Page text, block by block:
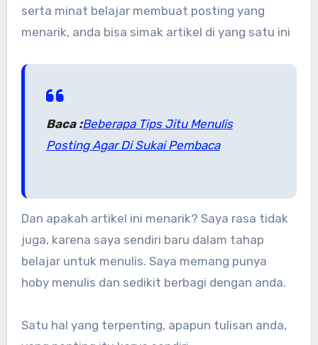
serta minat belajar membuat posting yang
menarik, anda bisa simak artikel di yang satu ini
Baca :Beberapa Tips Jitu Menulis
Posting Agar Di Sukai Pembaca
Dan apakah artikel ini menarik? Saya rasa tidak
juga, karena saya sendiri baru dalam tahap
belajar untuk menulis. Saya memang punya
hoby menulis dan sedikit berbagi dengan anda.
Satu hal yang terpenting, apapun tulisan anda,